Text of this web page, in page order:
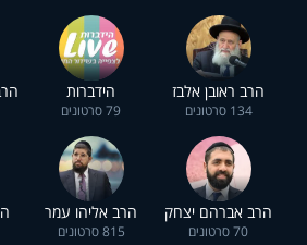
הרב ראובן אלבז
134 סרטונים
הידברות
79 סרטונים
הרב אברהם יצחק
70 סרטונים
הרב אליהו עמר
815 סרטונים